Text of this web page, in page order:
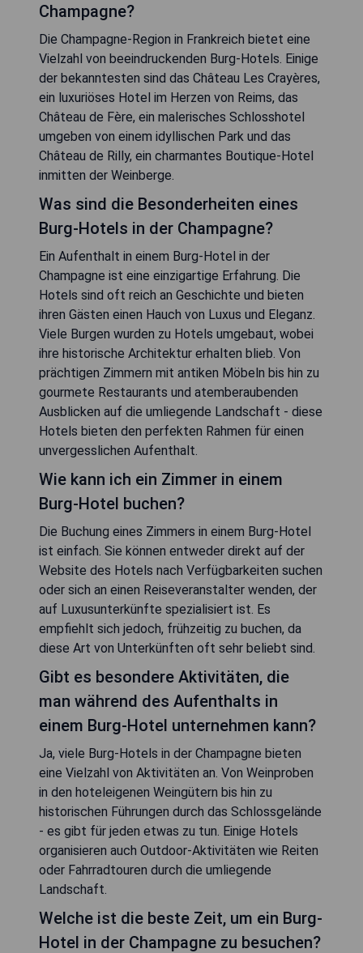
Champagne?
Die Champagne-Region in Frankreich bietet eine
Vielzahl von beeindruckenden Burg-Hotels. Einige
der bekanntesten sind das Château Les Crayères,
ein luxuriöses Hotel im Herzen von Reims, das
Château de Fère, ein malerisches Schlosshotel
umgeben von einem idyllischen Park und das
Château de Rilly, ein charmantes Boutique-Hotel
inmitten der Weinberge.
Was sind die Besonderheiten eines
Burg-Hotels in der Champagne?
Ein Aufenthalt in einem Burg-Hotel in der
Champagne ist eine einzigartige Erfahrung. Die
Hotels sind oft reich an Geschichte und bieten
ihren Gästen einen Hauch von Luxus und Eleganz.
Viele Burgen wurden zu Hotels umgebaut, wobei
ihre historische Architektur erhalten blieb. Von
prächtigen Zimmern mit antiken Möbeln bis hin zu
gourmete Restaurants und atemberaubenden
Ausblicken auf die umliegende Landschaft - diese
Hotels bieten den perfekten Rahmen für einen
unvergesslichen Aufenthalt.
Wie kann ich ein Zimmer in einem
Burg-Hotel buchen?
Die Buchung eines Zimmers in einem Burg-Hotel
ist einfach. Sie können entweder direkt auf der
Website des Hotels nach Verfügbarkeiten suchen
oder sich an einen Reiseveranstalter wenden, der
auf Luxusunterkünfte spezialisiert ist. Es
empfiehlt sich jedoch, frühzeitig zu buchen, da
diese Art von Unterkünften oft sehr beliebt sind.
Gibt es besondere Aktivitäten, die
man während des Aufenthalts in
einem Burg-Hotel unternehmen kann?
Ja, viele Burg-Hotels in der Champagne bieten
eine Vielzahl von Aktivitäten an. Von Weinproben
in den hoteleigenen Weingütern bis hin zu
historischen Führungen durch das Schlossgelände
- es gibt für jeden etwas zu tun. Einige Hotels
organisieren auch Outdoor-Aktivitäten wie Reiten
oder Fahrradtouren durch die umliegende
Landschaft.
Welche ist die beste Zeit, um ein Burg-
Hotel in der Champagne zu besuchen?